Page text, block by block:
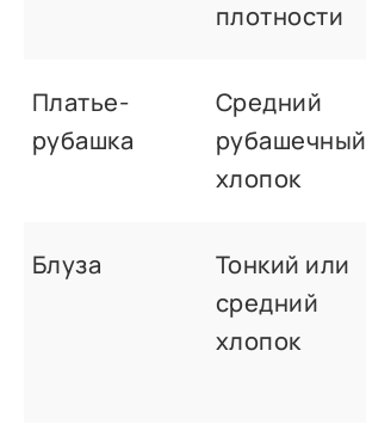
плотности
Платье-
рубашка
Средний
рубашечный
хлопок
Блуза
Тонкий или
средний
хлопок